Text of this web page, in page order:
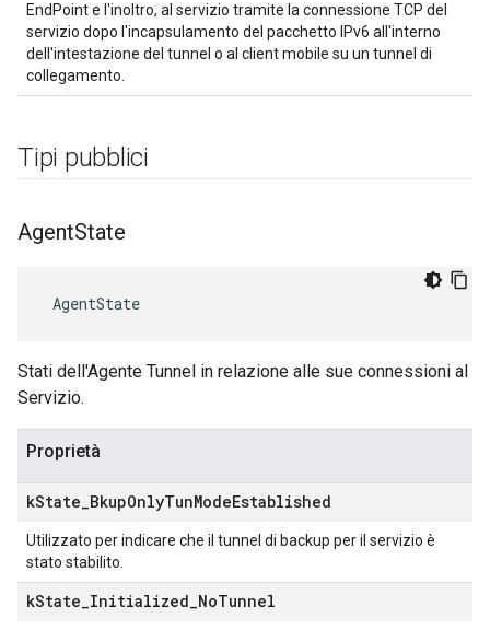
EndPoint e l'inoltro, al servizio tramite la connessione TCP del
servizio dopo l'incapsulamento del pacchetto IPv6 all'interno
dell'intestazione del tunnel o al client mobile su un tunnel di
collegamento.
Tipi pubblici
AgentState
AgentState
Stati dell'Agente Tunnel in relazione alle sue connessioni al
Servizio.
Proprietà
kState BkupOnlyTunModeEstablished
Utilizzato per indicare che il tunnel di backup per il servizio è
stato stabilito.
kState Initialized NoTunnel